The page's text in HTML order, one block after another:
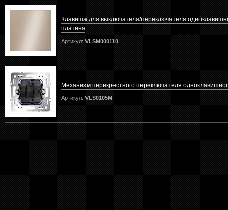
Клавиша для выключателя/переключателя
платина
Артикул: VLSM000110
Механизм перекрестного переключателя
Артикул: VLS0105M